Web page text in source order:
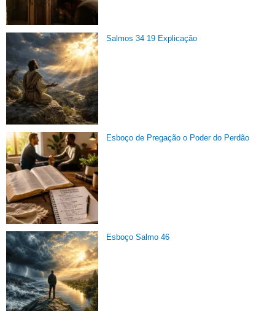
Salmos 34 19 Explicação
Esboço de Pregação o Poder do Perdão
Esboço Salmo 46